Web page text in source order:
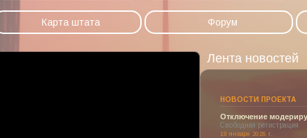
Карта штата Форум
Лента новостей
НОВОСТИ ПРОЕКТА
Отключение
Свободная регистрация
19 января 2026 г.